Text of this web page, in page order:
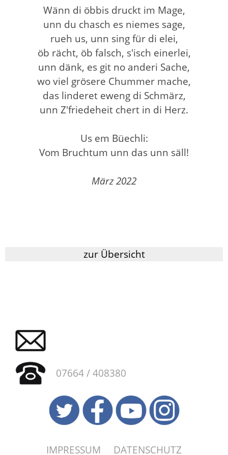
Wänn di öbbis druckt im Mage,
unn du chasch es niemes sage,
rueh us, unn sing für di elei,
öb rächt, öb falsch, s'isch einerlei,
unn dänk, es git no anderi Sache,
wo viel grösere Chummer mache,
das linderet eweng di Schmärz,
unn Z'friedeheit chert in di Herz.
Us em Büechli:
Vom Bruchtum unn das unn säll!
März 2022
zur Übersicht
07664 / 408380
IMPRESSUM DATENSCHUTZ